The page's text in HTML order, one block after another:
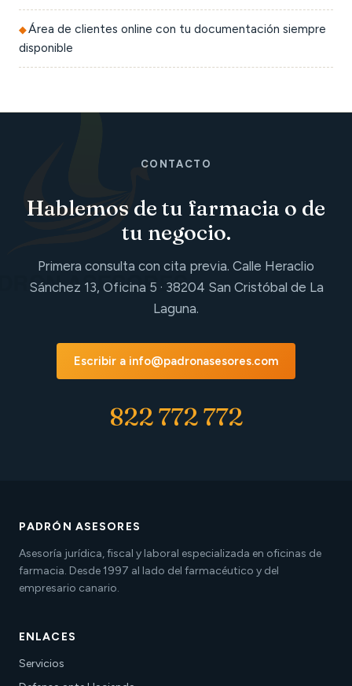
Área de clientes online con tu documentación siempre
disponible
CONTACTO
Hablemos de tu farmacia o de
tu negocio.
Primera consulta con cita previa. Calle Heraclio
Sánchez 13, Oficina 5 · 38204 San Cristóbal de La
Laguna.
Escribir a info@padronasesores.com
822 772 772
PADRÓN ASESORES
Asesoría jurídica, fiscal y laboral especializada en oficinas de
farmacia. Desde 1997 al lado del farmacéutico y del
empresario canario.
ENLACES
Servicios